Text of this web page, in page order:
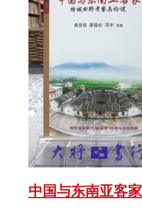
中国与东南亚客家